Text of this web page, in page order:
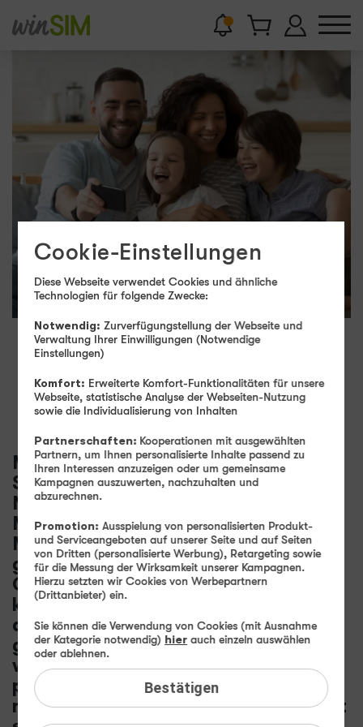
Was bedeutet
refurbished?
Mit unseren refurbished
Smartphones, Tablets und
Notebooks bieten wir Ihnen die
Möglichkeit, hochwertige Original-
Markengeräte zu einem besonders
günstigen Preis zu erwerben. Diese
Geräte wurden von unseren Kunden
kaum oder gar nicht genutzt, und
durch unsere Experten technisch
geprüft und sorgfältig
wiederaufbereitet. Zusätzlich
profitieren Sie bei uns von einer 24-
monatigen Gewährleistung, doppelt
Cookie-Einstellungen
Diese Webseite verwendet Cookies und ähnliche
Technologien für folgende Zwecke:
Notwendig: Zurverfügungstellung der Webseite und
Verwaltung Ihrer Einwilligungen (Notwendige
Einstellungen)
Komfort: Erweiterte Komfort-Funktionalitäten für unsere
Webseite, statistische Analyse der Webseiten-Nutzung
sowie die Individualisierung von Inhalten
Partnerschaften: Kooperationen mit ausgewählten
Partnern, um Ihnen personalisierte Inhalte passend zu
Ihren Interessen anzuzeigen oder um gemeinsame
Kampagnen auszuwerten, nachzuhalten und
abzurechnen.
Promotion: Ausspielung von personalisierten Produkt-
und Serviceangeboten auf unserer Seite und auf Seiten
von Dritten (personalisierte Werbung), Retargeting sowie
für die Messung der Wirksamkeit unserer Kampagnen.
Hierzu setzten wir Cookies von Werbepartnern
(Drittanbieter) ein.
Sie können die Verwendung von Cookies (mit Ausnahme
der Kategorie notwendig) hier auch einzeln auswählen
oder ablehnen.
Bestätigen